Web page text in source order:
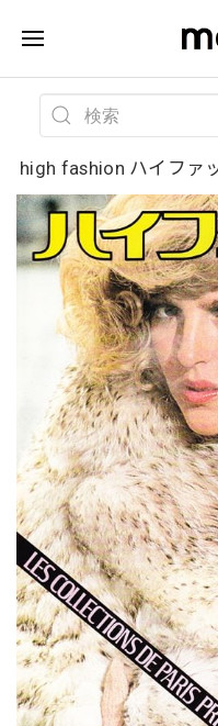
high fashion ハイファ